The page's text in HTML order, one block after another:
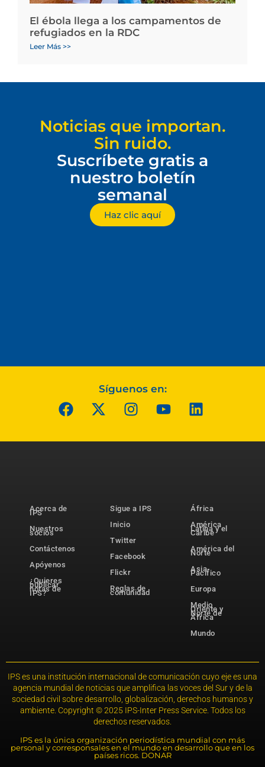
El ébola llega a los campamentos de
refugiados en la RDC
Leer Más >>
Noticias que importan.
Sin ruido.
Suscríbete gratis a
nuestro boletín
semanal
Haz clic aquí
Síguenos en:
Acerca de
IPS
Nuestros
socios
Contáctenos
Apóyenos
¿Quieres
publicar
notas de
IPS?
Sigue a IPS
Inicio
Twitter
Facebook
Flickr
Reglas de
comunidad
África
América
Latina y el
Caribe
América del
Norte
Asia-
Pacífico
Europa
Medio
Oriente y
Norte de
África
Mundo
IPS es una institución internacional de comunicación cuyo eje es una
agencia mundial de noticias que amplifica las voces del Sur y de la
sociedad civil sobre desarrollo, globalización, derechos humanos y
ambiente. Copyright © 2025 IPS-Inter Press Service. Todos los
derechos reservados.
IPS es la única organización periodística mundial con más
personal y corresponsales en el mundo en desarrollo que en los
países ricos. DONAR